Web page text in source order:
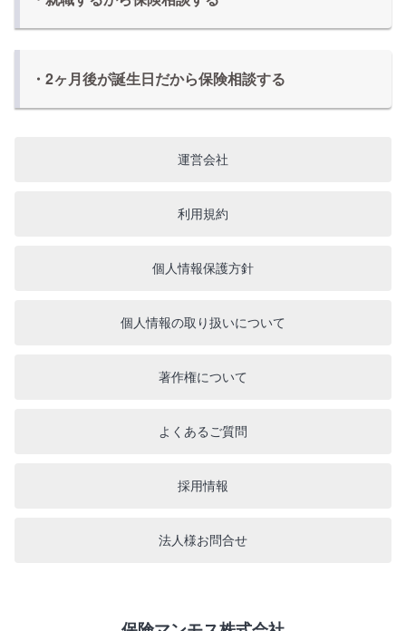
・2ヶ月後が誕生日だから保険相談する
運営会社
利用規約
個人情報保護方針
個人情報の取り扱いについて
著作権について
よくあるご質問
採用情報
法人様お問合せ